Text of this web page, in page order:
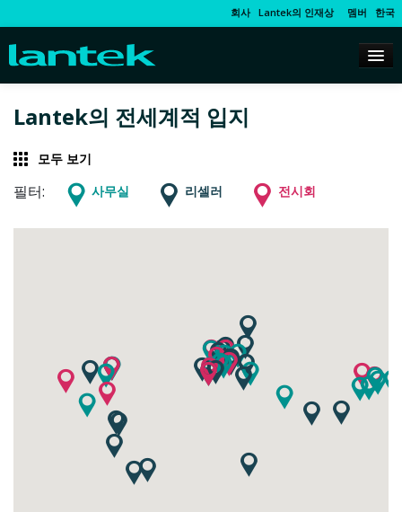
회사 Lantek의 인재상 멤버 한국
Lantek의 전세계적 입지
모두 보기
필터: 사무실 리셀러 전시회